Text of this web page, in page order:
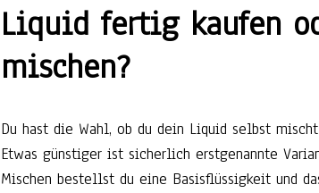
Liquid fertig kaufen
mischen?
Du hast die Wahl, ob du dein Liquid selbst
Etwas günstiger ist sicherlich erstgenannte
Mischen bestellst du eine Basisflüssigkeit und